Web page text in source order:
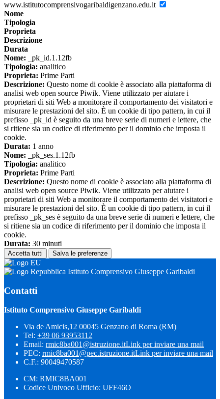
www.istitutocomprensivogaribaldigenzano.edu.it
Nome
Tipologia
Proprieta
Descrizione
Durata
Nome: _pk_id.1.12fb
Tipologia: analitico
Proprieta: Prime Parti
Descrizione: Questo nome di cookie è associato alla piattaforma di
analisi web open source Piwik. Viene utilizzato per aiutare i
proprietari di siti Web a monitorare il comportamento dei visitatori e
misurare le prestazioni del sito. È un cookie di tipo pattern, in cui il
prefisso _pk_id è seguito da una breve serie di numeri e lettere, che
si ritiene sia un codice di riferimento per il dominio che imposta il
cookie.
Durata: 1 anno
Nome: _pk_ses.1.12fb
Tipologia: analitico
Proprieta: Prime Parti
Descrizione: Questo nome di cookie è associato alla piattaforma di
analisi web open source Piwik. Viene utilizzato per aiutare i
proprietari di siti Web a monitorare il comportamento dei visitatori e
misurare le prestazioni del sito. È un cookie di tipo pattern, in cui il
prefisso _pk_ses è seguito da una breve serie di numeri e lettere, che
si ritiene sia un codice di riferimento per il dominio che imposta il
cookie.
Durata: 30 minuti
Accetta tutti Salva le preferenze
Istituto Comprensivo Giuseppe Garibaldi
Contatti
Istituto Comprensivo Giuseppe Garibaldi
Via de Amicis,12 00045 Genzano di Roma (RM)
Tel: +39 06 93953112
Email: rmic8ba001@istruzione.itLink per inviare una mail
PEC: rmic8ba001@pec.istruzione.itLink per inviare una mail
C.F.: 90049470587
CM: RMIC8BA001
Codice Univoco Ufficio: UFF46O